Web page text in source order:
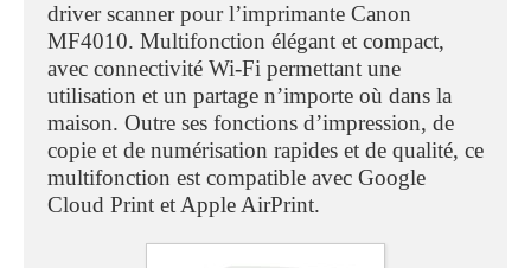
driver scanner pour l’imprimante Canon
MF4010. Multifonction élégant et compact,
avec connectivité Wi-Fi permettant une
utilisation et un partage n’importe où dans la
maison. Outre ses fonctions d’impression, de
copie et de numérisation rapides et de qualité, ce
multifonction est compatible avec Google
Cloud Print et Apple AirPrint.